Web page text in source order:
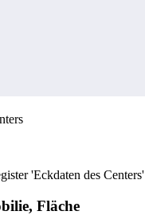
'Eckdaten des Centers'
Fläche